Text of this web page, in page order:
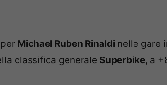
Michael Ruben Rinaldi nelle gare
classifica generale Superbike, a